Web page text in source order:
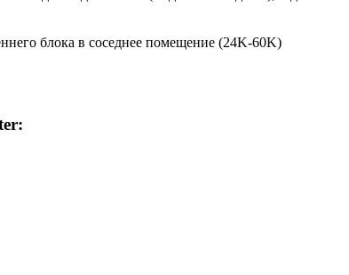
блока в соседнее помещение (24K-60K)